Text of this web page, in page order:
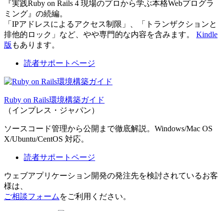
『実践Ruby on Rails 4 現場のプロから学ぶ本格Webプログラ
ミング』の続編。
「IPアドレスによるアクセス制限」、「トランザクションと
排他的ロック」など、やや専門的な内容を含みます。 Kindle
版 もあります。
読者サポートページ
Ruby on Rails環境構築ガイド
（インプレス・ジャパン）
ソースコード管理から公開まで徹底解説。Windows/Mac OS
X/Ubuntu/CentOS 対応。
読者サポートページ
ウェブアプリケーション開発の発注先を検討されているお客
様は、
ご相談フォーム をご利用ください。